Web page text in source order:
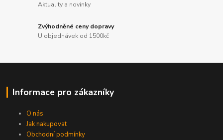
Aktuality a novinky
Zvýhodněné ceny dopravy
U objednávek od 1500kč
Informace pro zákazníky
O nás
Jak nakupovat
Obchodní podmínky